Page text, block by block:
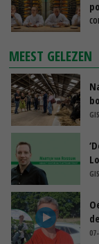
MEEST GELEZEN